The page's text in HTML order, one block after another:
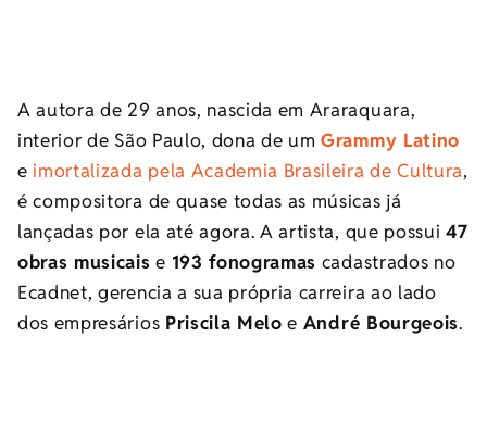
A autora de 29 anos, nascida em Araraquara,
interior de São Paulo, dona de umGrammy Latino
e imortalizada pela Academia Brasileira de Cultura,
é compositora de quase todas as músicas já
lançadas por ela até agora. A artista, que possui 47
obras musicais e 193 fonogramas cadastrados no
Ecadnet, gerencia a sua própria carreira ao lado
dos empresários Priscila Melo e André Bourgeois.